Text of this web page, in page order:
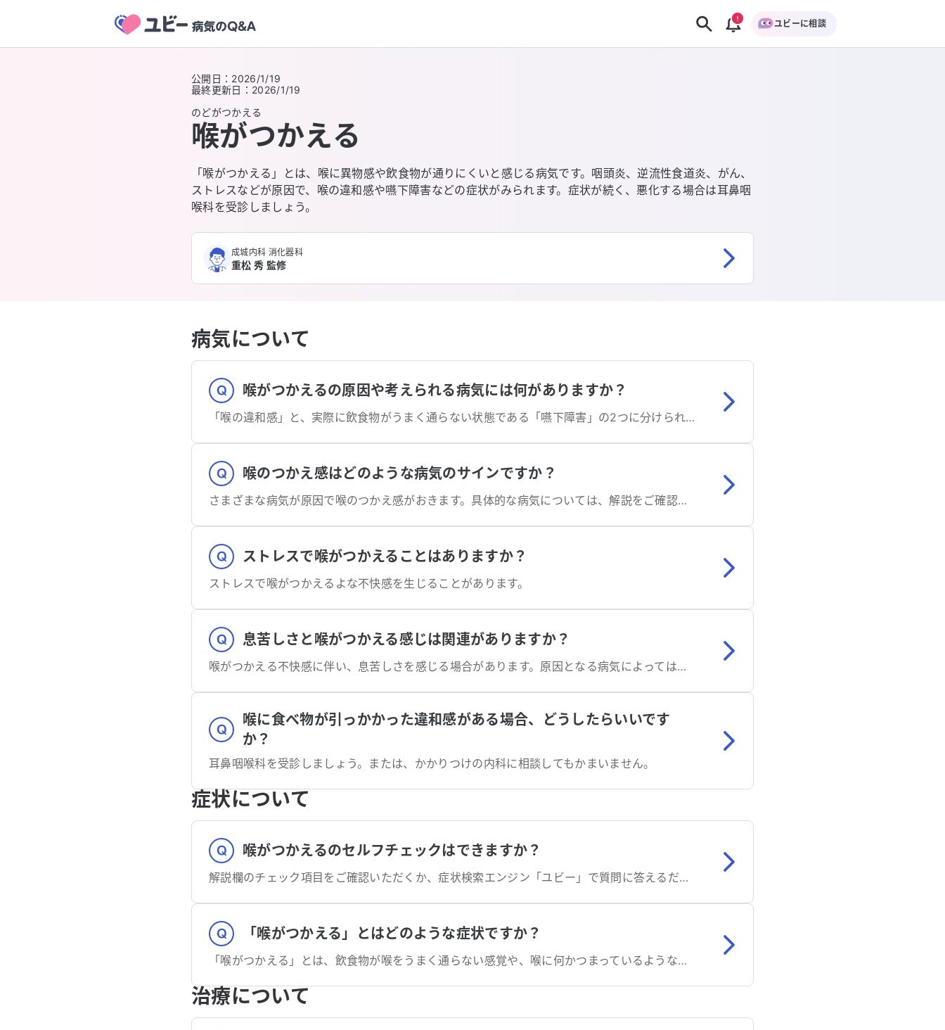
ユビーに相談
公開日 ： 2026/1/19
最終更新日 ： 2026/1/19
のどがつかえる
喉がつかえる
「喉がつかえる」とは、喉に異物感や飲食物が通りにくいと感じる病気です。咽頭炎、逆流性食道炎、がん、
ストレスなどが原因で、喉の違和感や嚥下障害などの症状がみられます。症状が続く、悪化する場合は耳鼻咽
喉科を受診しましょう。
成城内科 消化器科
重松 秀 監修
病気について
喉がつかえるの原因や考えられる病気には何がありますか？
「喉の違和感」と、実際に飲食物がうまく通らない状態である「嚥下障害」の2つに分けられます。
喉のつかえ感はどのような病気のサインですか？
さまざまな病気が原因で喉のつかえ感がおきます。具体的な病気については、解説をご確認ください。
ストレスで喉がつかえることはありますか？
ストレスで喉がつかえるよな不快感を生じることがあります。
息苦しさと喉がつかえる感じは関連がありますか？
喉がつかえる不快感に伴い、息苦しさを感じる場合があります。原因となる病気によっては命にかかわります。
喉に食べ物が引っかかった違和感がある場合、どうしたらいいです
か？
耳鼻咽喉科を受診しましょう。または、かかりつけの内科に相談してもかまいません。
症状について
喉がつかえるのセルフチェックはできますか？
解説欄のチェック項目をご確認いただくか、症状検索エンジン「ユビー」で質問に答えるだけでセルフチェックもできます。
「喉がつかえる」とはどのような症状ですか？
「喉がつかえる」とは、飲食物が喉をうまく通らない感覚や、喉に何かつまっているような不快感を指します。
治療について